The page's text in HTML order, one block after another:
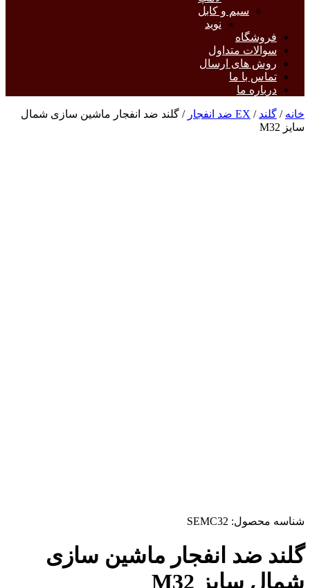
سیم و کابل
نوید
فروشگاه
سوالات متداول
روش های ارسال
تماس با ما
درباره ما
خانه / گلند / EX ضد انفجار
/ گلند ضد انفجار ماشین سازی شمال
سایز M32
شناسه محصول: SEMC32
گلند ضد انفجار ماشین سازی
شمال سایز M32